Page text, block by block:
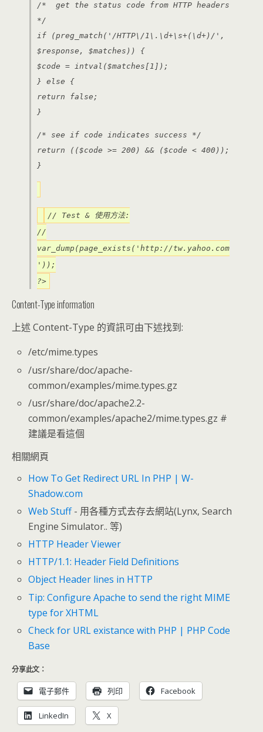
/* get the status code from HTTP headers
*/
if (preg_match('/HTTP\/1\.\d+\s+(\d+)/',
$response, $matches)) {
$code = intval($matches[1]);
} else {
return false;
}
/* see if code indicates success */
return (($code >= 200) && ($code < 400));
}
// Test & 使用方法:
//
var_dump(page_exists('http://tw.yahoo.com
'));
?>
Content-Type information
上述 Content-Type 的資訊可由下述找到:
/etc/mime.types
/usr/share/doc/apache-
common/examples/mime.types.gz
/usr/share/doc/apache2.2-
common/examples/apache2/mime.types.gz #
建議是看這個
相關網頁
How To Get Redirect URL In PHP | W-
Shadow.com
Web Stuff- 用各種方式去存去網站(Lynx, Search
Engine Simulator.. 等)
HTTP Header Viewer
HTTP/1.1: Header Field Definitions
Object Header lines in HTTP
Tip: Configure Apache to send the right MIME
type for XHTML
Check for URL existance with PHP | PHP Code
Base
分享此文：
電子郵件 列印 Facebook
LinkedIn X